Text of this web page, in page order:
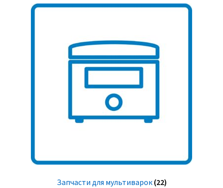
Запчасти для мультиварок (22)